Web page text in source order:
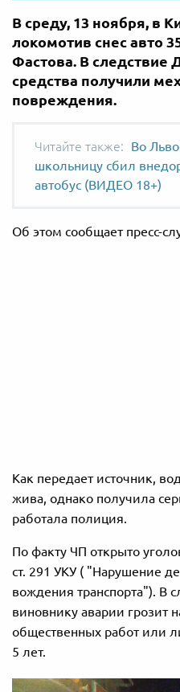
В среду, 13 ноября, в
локомотив снес авто
Фастова. В следствие
средства получили
повреждения.
Во
школьницу сбил
автобус (ВИДЕО 18+)
Об этом сообщает пресс-
Как передает источник,
жива, однако получила
работала полиция.
По факту ЧП открыто
ст. 291 УКУ ( "Нарушение
вождения транспорта"). В
виновнику аварии грозит
общественных работ или
5 лет.